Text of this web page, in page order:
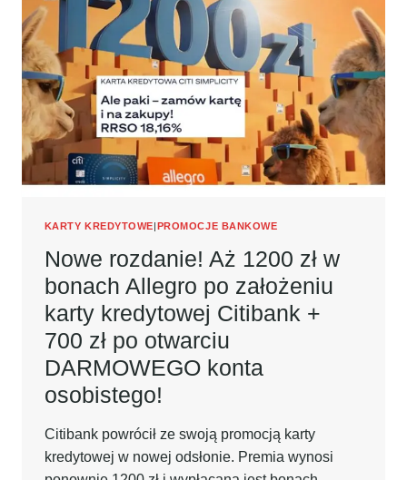
PO
ZAŁOŻENIU
KARTY
KREDYTOWEJ
CITIBANK
+
ZŁ
PO
OTWARCIU
DARMOWEGO
OSOBISTEGO!
KARTY KREDYTOWE PROMOCJE BANKOWE
Nowe rozdanie! Aż 1200 zł w
bonach Allegro po założeniu
karty kredytowej Citibank +
700 zł po otwarciu
DARMOWEGO konta
osobistego!
Citibank powrócił ze swoją promocją karty
kredytowej w nowej odsłonie. Premia wynosi